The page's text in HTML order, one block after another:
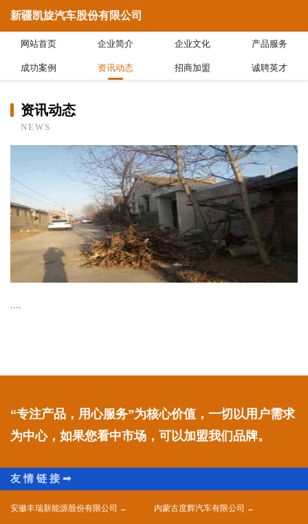
新疆凯旋汽车股份有限公司
网站首页 企业简介 企业文化 产品服务
成功案例 资讯动态 招商加盟 诚聘英才
资讯动态
NEWS
....
“专注产品，用心服务”为核心价值，一切以用户需求
为中心，如果您看中市场，可以加盟我们品牌。
安徽丰瑞新能源股份有限公司 内蒙古度辉汽车有限公司